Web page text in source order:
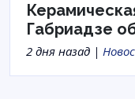
Габриадзе
2 дня назад |